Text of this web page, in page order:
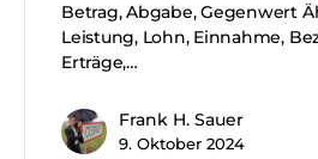
Betrag, Abgabe, Gegenwert
Leistung, Lohn, Einnahme,
Erträge,…
Frank H. Sauer
9. Oktober 2024